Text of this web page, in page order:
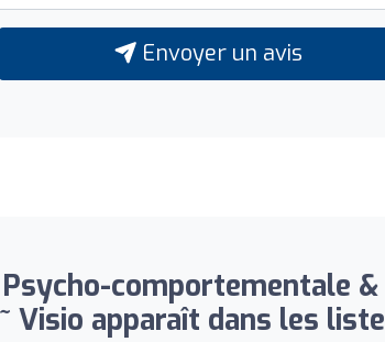
Envoyer un avis
comportementale
Visio apparaît dans les